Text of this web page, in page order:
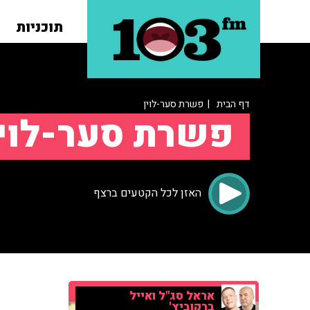
תוכניות
דף הבית | פשרת סער-לוין
פשרת סער-
האזן לכל הקטעים ברצף
אראל סג"ל ואייל